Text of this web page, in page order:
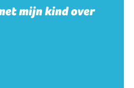
mijn kind over